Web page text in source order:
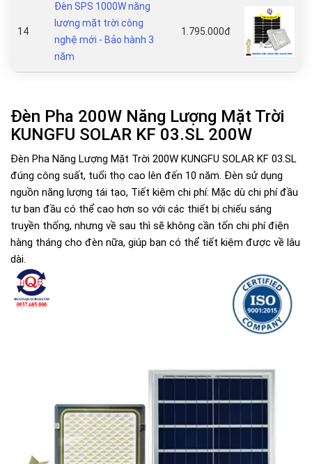
14
Đèn SPS 1000W năng
lượng mặt trời công
nghệ mới - Bảo hành 3
năm
1.795.000đ
Đèn Pha 200W Năng Lượng Mặt Trời
KUNGFU SOLAR KF 03.SL 200W
Đèn Pha Năng Lượng Mặt Trời 200W KUNGFU SOLAR KF 03.SL
đúng công suất, tuổi thọ cao lên đến 10 năm. Đèn sử dụng
nguồn năng lượng tái tạo, Tiết kiệm chi phí: Mặc dù chi phí đầu
tư ban đầu có thể cao hơn so với các thiết bị chiếu sáng
truyền thống, nhưng về sau thì sẽ không cần tốn chi phí điện
hàng tháng cho đèn nữa, giúp bạn có thể tiết kiệm được về lâu
dài.